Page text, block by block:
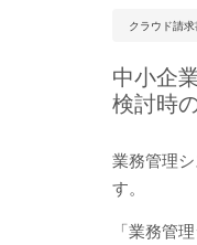
クラウド請
中小企
検討時
業務管理
す。
「業務管